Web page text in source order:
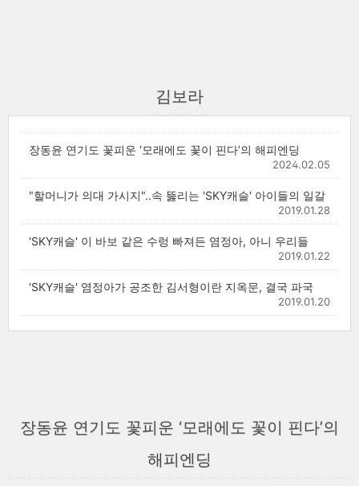
김보라
장동윤 연기도 꽃피운 ‘모래에도 꽃이 핀다’의 해피엔딩
2024.02.05
"할머니가 의대 가시지"..속 뚫리는 'SKY캐슬' 아이들의 일갈
2019.01.28
'SKY캐슬' 이 바보 같은 수렁 빠져든 염정아, 아니 우리들
2019.01.22
'SKY캐슬' 염정아가 공조한 김서형이란 지옥문, 결국 파국
2019.01.20
장동윤 연기도 꽃피운 ‘모래에도 꽃이 핀다’의
해피엔딩